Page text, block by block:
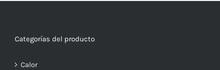
Categorías del producto
Calor